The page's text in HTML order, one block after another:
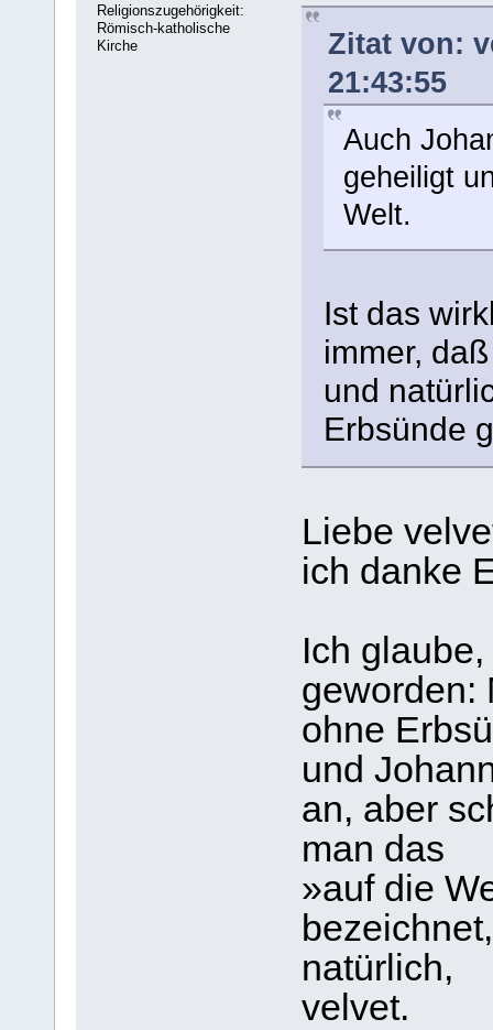
Religionszugehörigkeit:
Römisch-katholische
Kirche
Zitat von:
21:43:55
Auch
geheiligt
Welt.
Ist das
immer,
und
Erbsünde
Liebe
ich danke
Ich
geworden:
ohne
und
an, aber
man das
»auf die
natürlich,
velvet.